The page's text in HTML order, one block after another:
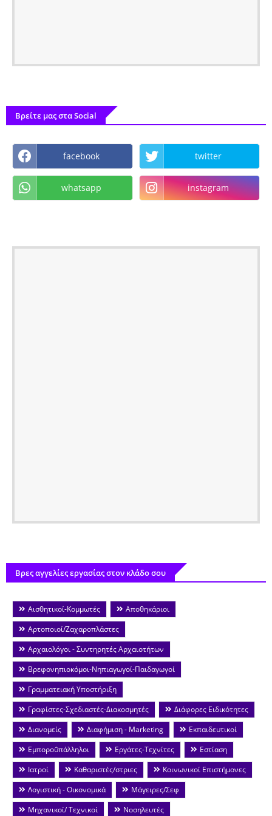
Βρείτε μας στα Social
facebook twitter
whatsapp instagram
Βρες αγγελίες εργασίας στον κλάδο σου
Αισθητικοί-Κομμωτές
Αποθηκάριοι
Αρτοποιοί/Ζαχαροπλάστες
Αρχαιολόγοι - Συντηρητές Αρχαιοτήτων
Βρεφονηπιοκόμοι-Νηπιαγωγοί-Παιδαγωγοί
Γραμματειακή Υποστήριξη
Γραφίστες-Σχεδιαστές-Διακοσμητές
Διάφορες Ειδικότητες
Διανομείς
Διαφήμιση - Marketing
Εκπαιδευτικοί
Εμποροΰπάλληλοι
Εργάτες-Τεχνίτες
Εστίαση
Ιατροί
Καθαριστές/στριες
Κοινωνικοί Επιστήμονες
Λογιστική - Οικονομικά
Μάγειρες/Σεφ
Μηχανικοί/ Τεχνικοί
Νοσηλευτές